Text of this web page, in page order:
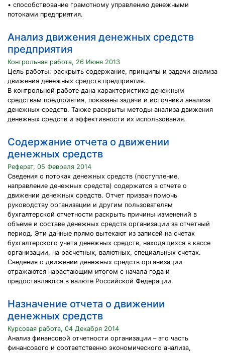
• способствование грамотному управлению денежными
потоками предприятия.
Анализ движения денежных средств
предприятия
Контрольная работа, 26 Июня 2013
Цель работы: раскрыть содержание, принципы и задачи анализа
движения денежных средств предприятия.
В контрольной работе дана характеристика денежным
средствам предприятия, показаны задачи и источники анализа
денежных средств. Также раскрыты методы анализа движения
денежных средств и эффективности их использования.
Содержание отчета о движении
денежных средств
Реферат, 05 Февраля 2014
Сведения о потоках денежных средств (поступление,
направление денежных средств) содержатся в отчете о
движении денежных средств. Отчет призван помочь
руководству организации и другим пользователям
бухгалтерской отчетности раскрыть причины изменений в
объеме и составе денежных средств организации за отчетный
период. Эти данные прямо вытекают из записей на счетах
бухгалтерского учета денежных средств, находящихся в кассе
организации, на расчетных, валютных, специальных счетах.
Сведения о движении денежных средств организации
отражаются нарастающим итогом с начала года и
предоставляются в валюте Российской Федерации.
Назначение отчета о движении
денежных средств
Курсовая работа, 04 Декабря 2014
Анализ финансовой отчетности организации – это часть
финансового и соответственно экономического анализа,